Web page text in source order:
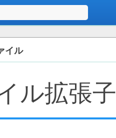
イル
ル拡張子